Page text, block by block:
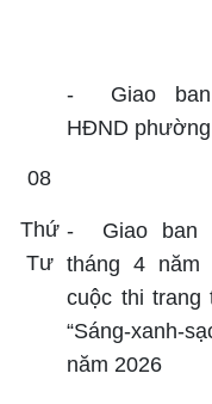
08
Thứ
Tư
-
Giao
HĐND phường
-
Giao ban
tháng 4 năm
cuộc thi trang
“Sáng-xanh-
năm 2026